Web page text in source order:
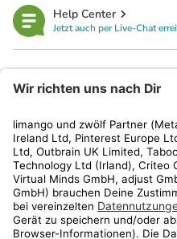
Help Center
Jetzt auch per Live-Chat
Kundenservice
Shop
Aktionen